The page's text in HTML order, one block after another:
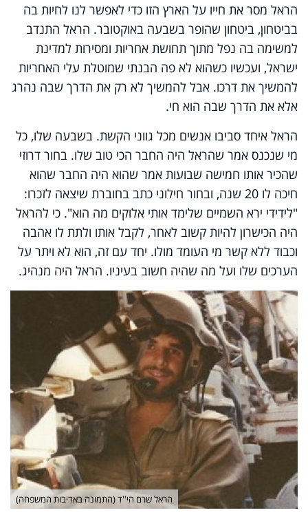
הראל מסר את חייו על הארץ הזו כדי לאפשר לנו לחיות בה
בביטחון, ביטחון שהופר בשבעה באוקטובר. הראל התנדב
למשימה בה נפל מתוך תחושת אחריות ומסירות למדינת
ישראל, ועכשיו כשהוא לא פה הבנתי שמוטלת עלי האחריות
להמשיך את דרכו. אבל להמשיך לא רק את הדרך שבה נהרג
אלא את הדרך שבה הוא חי.
הראל איחד סביבו אנשים מכל גווני הקשת. בשבעה שלו, כל
מי שנכנס אמר שהראל היה החבר הכי טוב שלו. בחור דרוזי
שהכיר אותו חמישה שבועות אמר שהוא היה החבר שהוא
חיכה לו 20 שנה, ובחור חילוני כתב בחוברת שיצאה לזכרו:
"לידידי ירא השמיים שלימד אותי אלוקים מה הוא". כי להראל
היה הכישרון להיות קשוב לאחר, לקבל אותו ולתת לו אהבה
וכבוד ללא קשר מי העומד מולו. יחד עם זה, הוא לא ויתר על
הערכים שלו ועל מה שהיה חשוב בעיניו. הראל היה מנהיג.
הראל שרם הי''ד (התמונה באדיבות המשפחה)